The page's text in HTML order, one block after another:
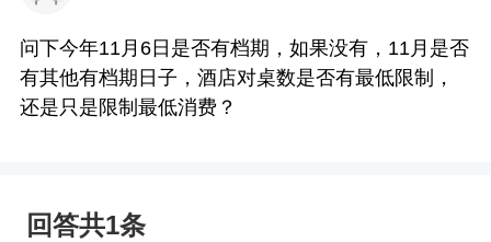
问下今年11月6日是否有档期，如果没有，11月是否
有其他有档期日子，酒店对桌数是否有最低限制，
还是只是限制最低消费？
回答共1条